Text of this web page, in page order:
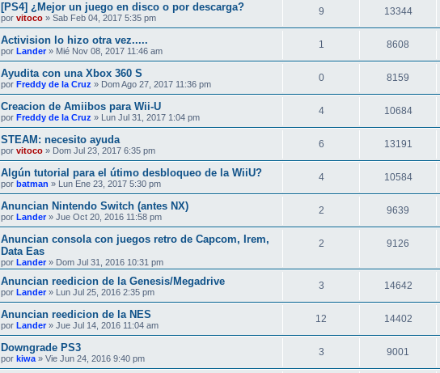
[PS4] ¿Mejor un juego en disco o por descarga?
por vitoco » Sab Feb 04, 2017 5:35 pm
9 13344
Activision lo hizo otra vez.....
por Lander» Mié Nov 08, 2017 11:46 am
1 8608
Ayudita con una Xbox 360 S
por Freddy de la Cruz » Dom Ago 27, 2017 11:36 pm
0 8159
Creacion de Amiibos para Wii-U
por Freddy de la Cruz » Lun Jul 31, 2017 1:04 pm
4 10684
STEAM: necesito ayuda
por vitoco » Dom Jul 23, 2017 6:35 pm
6 13191
Algún tutorial para el útimo desbloqueo de la WiiU?
por batman » Lun Ene 23, 2017 5:30 pm
4 10584
Anuncian Nintendo Switch (antes NX)
por Lander» Jue Oct 20, 2016 11:58 pm
2 9639
Anuncian consola con juegos retro de Capcom, Irem,
Data Eas
por Lander» Dom Jul 31, 2016 10:31 pm
2 9126
Anuncian reedicion de la Genesis/Megadrive
por Lander» Lun Jul 25, 2016 2:35 pm
3 14642
Anuncian reedicion de la NES
por Lander» Jue Jul 14, 2016 11:04 am
12 14402
Downgrade PS3
por kiwa » Vie Jun 24, 2016 9:40 pm
3 9001